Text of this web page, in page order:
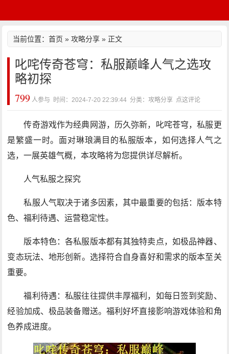
当前位置：首页 »攻略分享 » 正文
叱咤传奇苍穹：私服巅峰人气之选攻
略初探
799 人参与 时间：2024-7-20 22:39:44 分类：攻略分享 点这评论
传奇游戏作为经典网游，历久弥新，叱咤苍穹，私服更
是繁盛一时。面对琳琅满目的私服版本，如何选择人气之
选，一展英雄气概，本攻略将为您提供详尽解析。
人气私服之探究
私服人气取决于诸多因素，其中最重要的包括：版本特
色、福利待遇、运营稳定性。
版本特色：各私服版本都有其独特卖点，如极品神器、
变态玩法、地形创新。选择符合自身喜好和需求的版本至关
重要。
福利待遇：私服往往提供丰厚福利，如每日签到奖励、
经验加成、极品装备赠送。福利好坏直接影响游戏体验和角
色养成进度。